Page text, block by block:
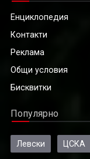
Енциклопедия
Контакти
Реклама
Общи условия
Бисквитки
Популярно
Левски ЦСКА